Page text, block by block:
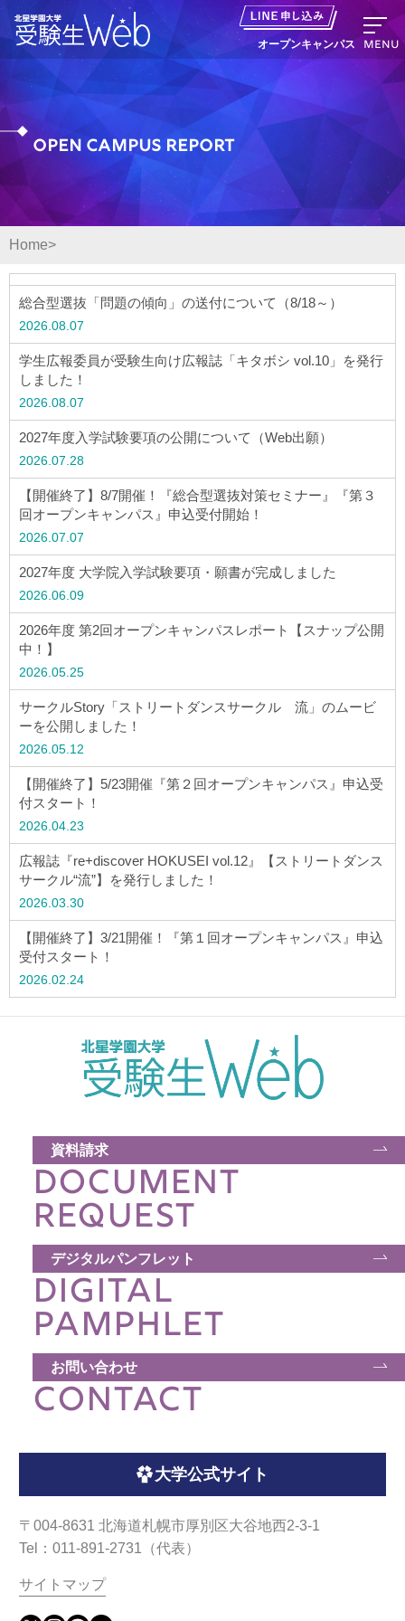
オープンキャンパス MENU
資料請求
出願の流れ
オープンキャンパス LINE申し込み
ニュース
デジタルパンフレット
アクセス
お問い合わせ
サイトマップ
入試情報
入試イベント
キャンパスライフ
就職・キャリア
ウェブマガジン
学費・奨学金
大学公式サイト
〒004-8631 北海道札幌市厚別区大谷地西2-3-1
Tel：011-891-2731（代表）
サイトマップ
© Copyright2026 Hokusei Gakuen University.
All rights reserved.
Open Campus report
Home
総合型選抜「問題の傾向」の送付について（8/18～）
2026.08.07
学生広報委員が受験生向け広報誌「キタボシ vol.10」を発行
しました！
2026.08.07
2027年度入学試験要項の公開について（Web出願）
2026.07.28
【開催終了】8/7開催！『総合型選抜対策セミナー』『第３
回オープンキャンパス』申込受付開始！
2026.07.07
2027年度 大学院入学試験要項・願書が完成しました
2026.06.09
2026年度 第2回オープンキャンパスレポート【スナップ公開
中！】
2026.05.25
サークルStory「ストリートダンスサークル 流」のムービ
ーを公開しました！
2026.05.12
【開催終了】5/23開催『第２回オープンキャンパス』申込受
付スタート！
2026.04.23
広報誌『re+discover HOKUSEI vol.12』【ストリートダンス
サークル“流”】を発行しました！
2026.03.30
【開催終了】3/21開催！『第１回オープンキャンパス』申込
受付スタート！
2026.02.24
資料請求
DOCUMENT
REQUEST
デジタルパンフレット
DIGITAL
PAMPHLET
お問い合わせ
CONTACT
大学公式サイト
〒004-8631 北海道札幌市厚別区大谷地西2-3-1
Tel：011-891-2731（代表）
サイトマップ